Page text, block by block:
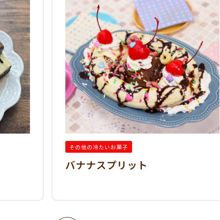
その他の冷たいお菓子
バナナスプリット